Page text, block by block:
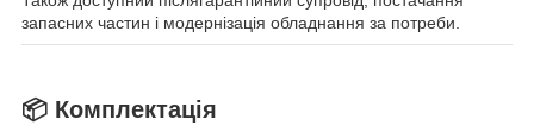
запасних частин і модернізація обладнання за потреби.
📦 Комплектація